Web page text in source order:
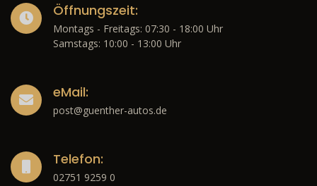
Öffnungszeit:
Montags - Freitags: 07:30 - 18:00 Uhr
Samstags: 10:00 - 13:00 Uhr
eMail:
post@guenther-autos.de
Telefon:
02751 9259 0